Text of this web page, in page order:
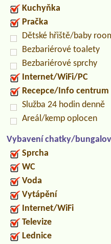
Kuchyňka
Pračka
Dětské hřiště/baby
Bezbariérové toalety
Bezbariérové sprchy
Internet/WiFi/PC
Recepce/Info centrum
Služba 24 hodin denně
Areál/kemp oplocen
Vybavení chatky/
Sprcha
WC
Voda
Vytápění
Internet/WiFi
Televize
Lednice